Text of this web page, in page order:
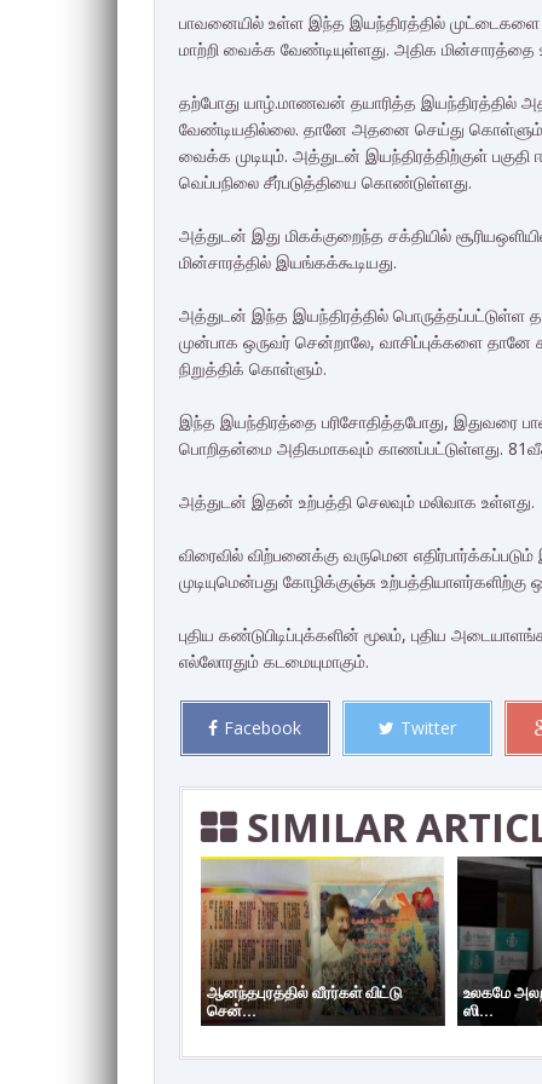
பாவனையில் உள்ள இந்த இயந்திரத்தில் முட்டைகளை
மாற்றி வைக்க வேண்டியுள்ளது. அதிக
தற்போது யாழ்.மாணவன் தயாரித்த இயந்திரத்தில்
வேண்டியதில்லை. தானே அதனை செய்து கொள்ளும்.
வைக்க முடியும். அத்துடன் இயந்திரத்திற்குள்
வெப்பநிலை சீர்படுத்தியை கொண்டுள்ளது.
அத்துடன் இது மிகக்குறைந்த சக்தியில்
மின்சாரத்தில் இயங்கக்கூடியது.
அத்துடன் இந்த இயந்திரத்தில் பொருத்தப்பட்டுள்ள
முன்பாக ஒருவர் சென்றாலே, வாசிப்புக்களை
நிறுத்திக் கொள்ளும்.
இந்த இயந்திரத்தை பரிசோதித்தபோது, இதுவரை
பொறிதன்மை அதிகமாகவும் காணப்பட்டுள்ளது.
அத்துடன் இதன் உற்பத்தி செலவும் மலிவாக உள்ளது.
விரைவில் விற்பனைக்கு வருமென
முடியுமென்பது கோழிக்குஞ்சு
புதிய கண்டுபிடிப்புக்களின் மூலம், புதிய
எல்லோரதும் கடமையுமாகும்.
Facebook Twitter
SIMILAR
ஆனந்தபுரத்தில் வீரர்கள் விட்டு
சென்...
உலகமே
ஸி...